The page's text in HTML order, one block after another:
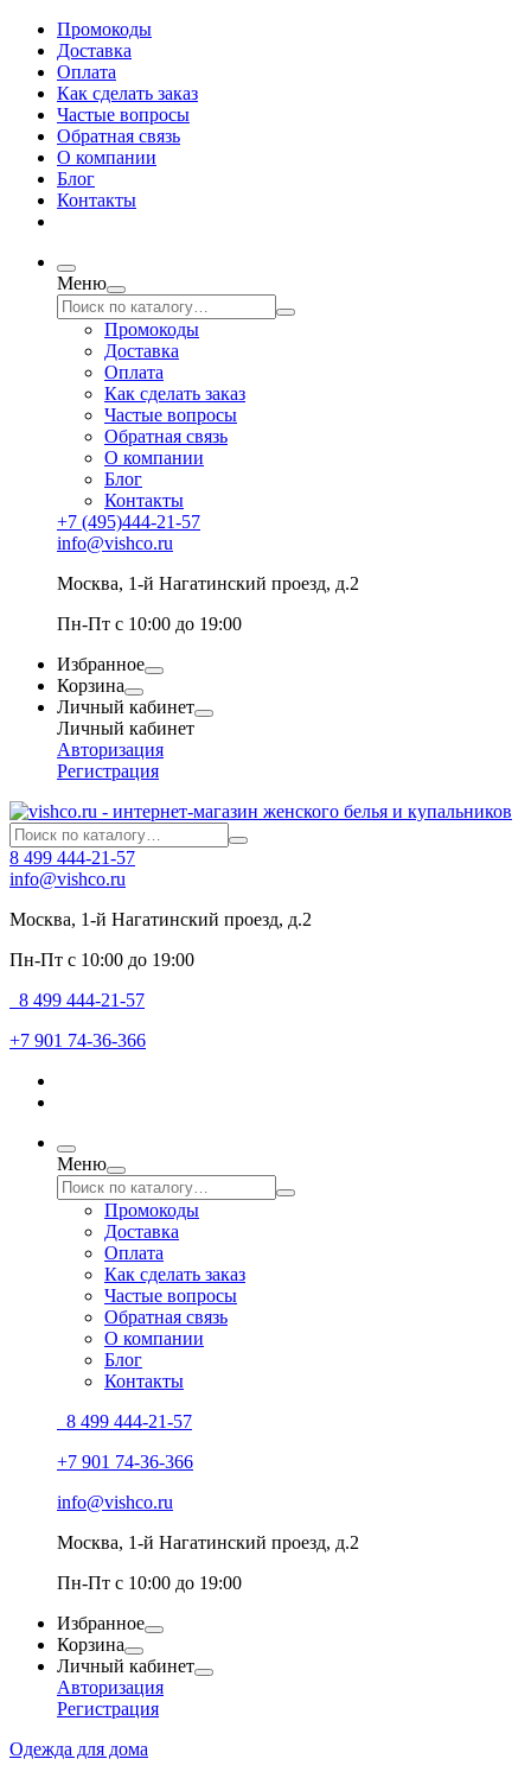
Промокоды
Доставка
Оплата
Как сделать заказ
Частые вопросы
Обратная связь
О компании
Блог
Контакты
Меню
Промокоды
Доставка
Оплата
Как сделать заказ
Частые вопросы
Обратная связь
О компании
Блог
Контакты
+7 (495)444-21-57
info@vishco.ru
Москва, 1-й Нагатинский проезд, д.2
Пн-Пт с 10:00 до 19:00
Избранное
Корзина
Личный кабинет
Личный кабинет
Авторизация
Регистрация
8 499 444-21-57
info@vishco.ru
Москва, 1-й Нагатинский проезд, д.2
Пн-Пт с 10:00 до 19:00
8 499 444-21-57
+7 901 74-36-366
Меню
Промокоды
Доставка
Оплата
Как сделать заказ
Частые вопросы
Обратная связь
О компании
Блог
Контакты
8 499 444-21-57
+7 901 74-36-366
info@vishco.ru
Москва, 1-й Нагатинский проезд, д.2
Пн-Пт с 10:00 до 19:00
Избранное
Корзина
Личный кабинет
Авторизация
Регистрация
Одежда для дома